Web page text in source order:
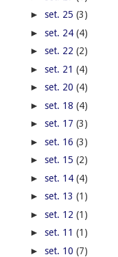
► set. 25 (3)
► set. 24 (4)
► set. 22 (2)
► set. 21 (4)
► set. 20 (4)
► set. 18 (4)
► set. 17 (3)
► set. 16 (3)
► set. 15 (2)
► set. 14 (4)
► set. 13 (1)
► set. 12 (1)
► set. 11 (1)
► set. 10 (7)